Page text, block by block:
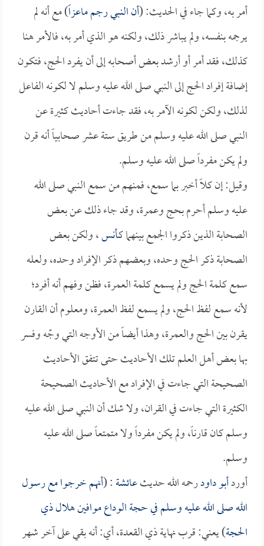
أمر به، وكما جاء في الحديث: (أن النبي رجمماعزاً) مع أنه لم
يرجمه بنفسه، ولم يباشر ذلك، ولكنه هو الذي أمر به، فالأمر هنا
كذلك، فقد أمر أو أرشد بعض أصحابه إلى أن يفرد الحج، فتكون
إضافة إفراد الحج إلى النبي صلى الله عليه وسلم لا لكونه الفاعل
لذلك، ولكن لكونه الآمر به، فقد جاءت أحاديث كثيرة عن
النبي صلى الله عليه وسلم من طريق ستة عشر صحابياً أنه قرن
ولم يكن مفرداً صلى الله عليه وسلم.
وقيل: إن كلاً أخبر بما سمع، فمنهم من سمع النبي صلى الله
عليه وسلم أحرم بحج وعمرة، وقد جاء ذلك عن بعض
الصحابة الذين ذكروا الجمع بينهما كـأنس، ولكن بعض
الصحابة ذكر الحج وحده، وبعضهم ذكر الإفراد وحده، ولعله
سمع كلمة الحج ولم يسمع كلمة العمرة، فظن وفهم أنه أفرد؛
لأنه سمع لفظ الحج، ولم يسمع لفظ العمرة، ومعلوم أن القارن
يقرن بين الحج والعمرة، وهذا أيضاً من الأوجه التي وجّه وفسر
بها بعض أهل العلم تلك الأحاديث حتى تتفق الأحاديث
الصحيحة التي جاءت في الإفراد مع الأحاديث الصحيحة
الكثيرة التي جاءت في القران، ولا شك أن النبي صلى الله عليه
وسلم كان قارناً، ولم يكن مفرداً ولا متمتعاً صلى الله عليه
وسلم.
أوردأبو داودرحمه الله حديثعائشة: (أنهم خرجوا مع رسول
الله صلى الله عليه وسلم في حجة الوداع موافين هلال ذي
الحجة) يعني: قرب نهاية ذي القعدة، أي: أنه بقي على آخر شهر